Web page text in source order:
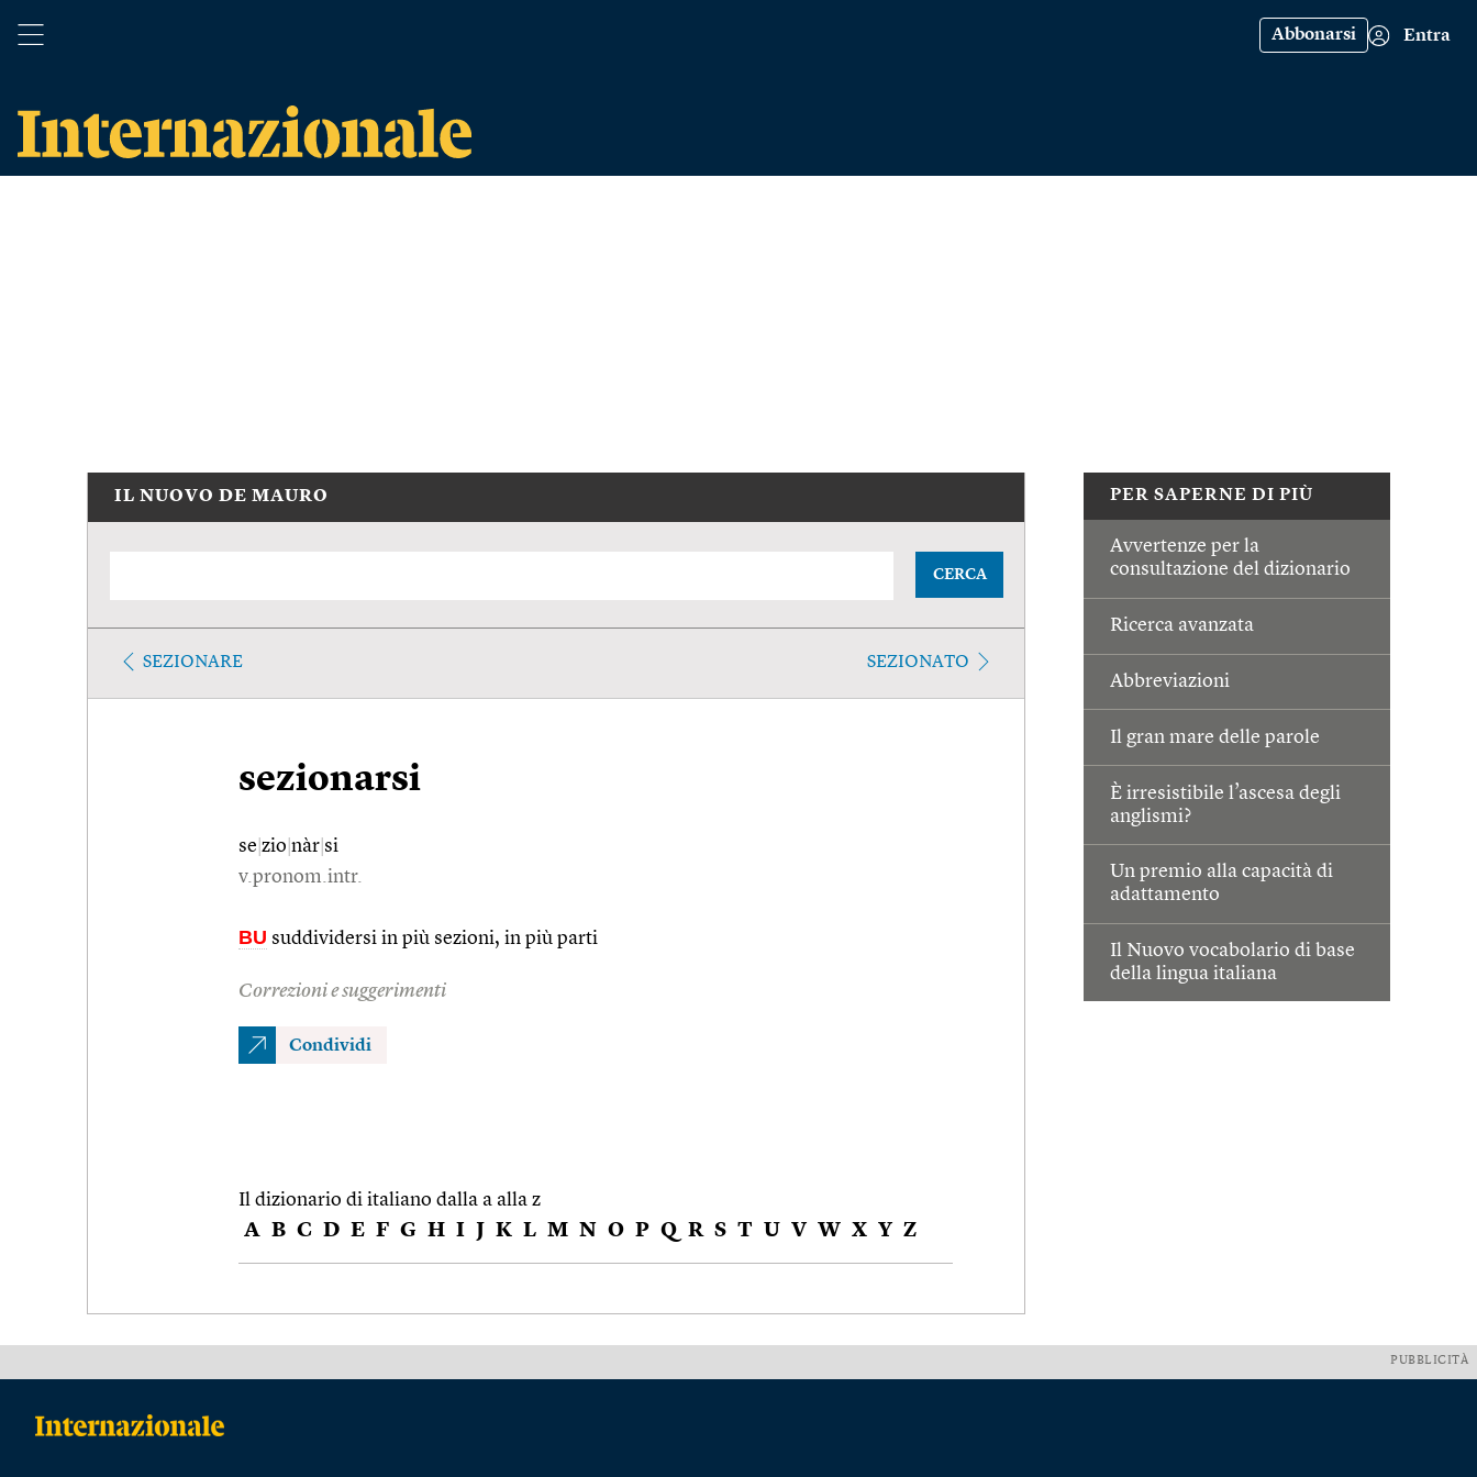
Abbonarsi Entra
PER SAPERNE DI PIÙ
Avvertenze per la
consultazione del dizionario
Ricerca avanzata
Abbreviazioni
Il gran mare delle parole
È irresistibile l’ascesa degli
anglismi?
Un premio alla capacità di
adattamento
Il Nuovo vocabolario di base
della lingua italiana
IL NUOVO DE MAURO
CERCA
SEZIONARE SEZIONATO
sezionarsi
se zio nàr si
v.pronom.intr.
BU suddividersi in più sezioni, in più parti
Correzioni e suggerimenti
Condividi
Il dizionario di italiano dalla a alla z
A B C D E F G H I J K L M N O P Q R S T U V W X Y Z
PUBBLICITÀ